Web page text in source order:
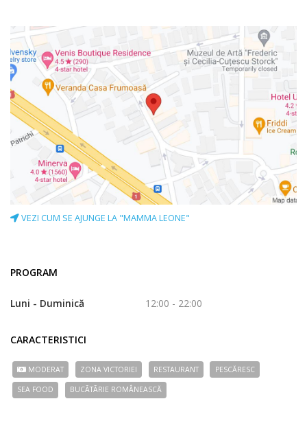
VEZI CUM SE AJUNGE LA "MAMMA LEONE"
PROGRAM
Luni - Duminică 12:00 - 22:00
CARACTERISTICI
MODERAT ZONA VICTORIEI RESTAURANT PESCĂRESC
SEA FOOD BUCÃTÃRIE ROMÂNEASCĂ